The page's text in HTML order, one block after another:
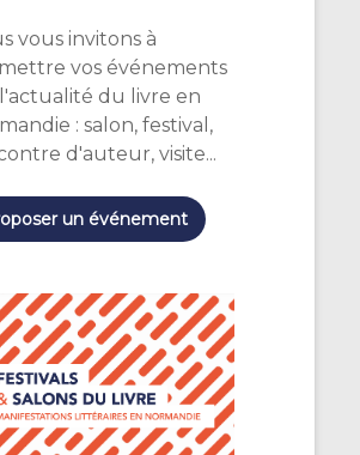
vous invitons à
vos événements
du livre en
: salon, festival,
d'auteur, visite...
un événement